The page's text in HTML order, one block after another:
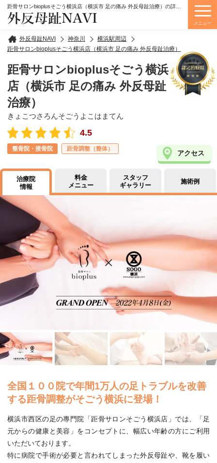
外反母趾NAVI
外反母趾NAVI 神奈川
横浜駅周辺
距骨サロンbioplusそごう横浜店（横浜市 足の痛み 外反母趾治療）
距骨サロンbioplusそごう横浜
店（横浜市 足の痛み 外反母趾
治療）
きょこつさろんそごうよこはまてん
4.5
整骨院・接骨院 距骨調整（整体）
アクセス
治療院
情報
料金
メニュー
スタッフ
ギャラリー
施術例
全国１００院で年間1万人の足トラブルを改善
する距骨調整がそごう横浜に登場！
横浜市西区の足の專門院「距骨サロンそごう横浜店」では、「足
元からの健康と美容」をコンセプトに、幅広い年齢の方にご利用
いただいております。
特に病院で手術が必要と言われてしまった外反母趾や、靴を履い
メニュー